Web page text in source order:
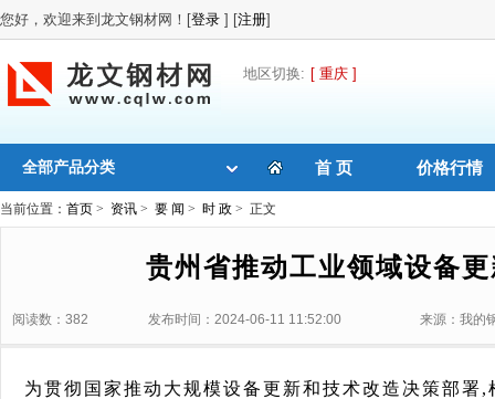
您好，欢迎来到龙文钢材网！[登录 ] [注册]
地区切换: [ 重庆 ]
全部产品分类 首 页 价格行情
当前位置： 首页 > 资讯 > 要 闻 > 时 政 > 正文
贵州省推动工业领域设备
阅读数：382 发布时间：2024-06-11 11:52:00 来源：我的
为贯彻国家推动大规模设备更新和技术改造决策部